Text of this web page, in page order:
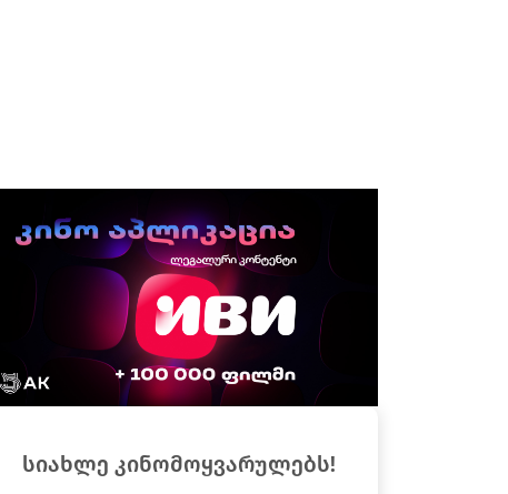
სიახლე კინომოყვარულებს!